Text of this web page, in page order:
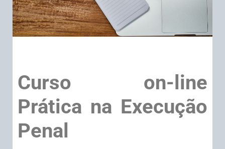
Curso on-line
Prática na Execução
Penal